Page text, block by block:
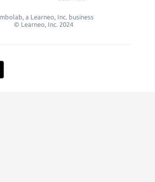
a Learneo, Inc. business
© Learneo, Inc. 2024